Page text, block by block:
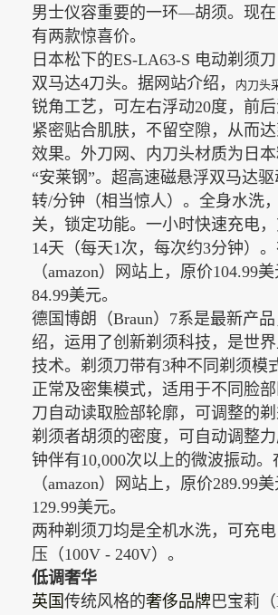
男士仪容重要的一环—胡须。现
有两款惊喜价。
日本松下的ES-LA63-S 电动剃须刀
双马达4刀头。据网站介绍， 内刀头
锐角工艺，可左右浮动20度，前
紧密贴合肌肤，不留空隙，从而
效果。外刀网、内刀头材质为日
“安莱钢”。 超高速磁悬浮双马达驱
转/分钟 （相当惊人）。全身水洗
关，锁定功能。一小时快速充电
14天（每天1次，每次约3分钟）。
（amazon）网站上，原价104.99
84.99美元。
德国博朗（Braun） 7系是最新产
绍，运用了创新剃须科技，是世
技术。剃须刀带有3种不同剃须模
正常及密集模式，适用于不同脸
刀自动读取脸部轮廓，可调整的
剃须者胡须的密度，可自动调整
钟伴有10,000次以上的微波振动。
（amazon）网站上，原价289.99
129.99美元。
两种剃须刀均是全机水洗，可充
压（100V - 240V）。
低调奢华
英国传统风格的奢侈品牌巴宝莉（